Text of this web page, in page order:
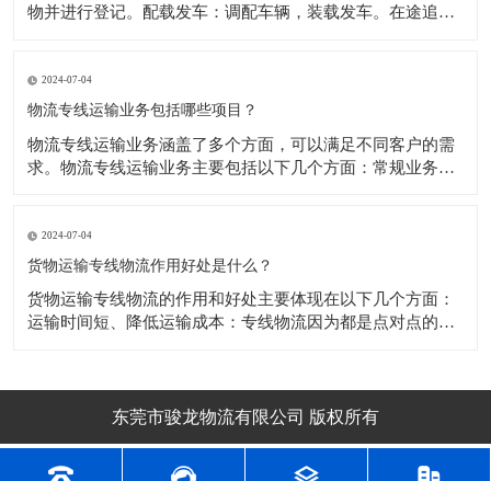
物并进行登记。配载发车：调配车辆，装载发车。​在途追
从目的网点配送到用户手里。对账结算：根据双方协议或者
合同内容专线物流与货主进行核算。
2024-07-04
物流专线运输业务包括哪些项目？
​物流专线运输业务涵盖了多个方面，可以满足不同客户的需
求。物流专线运输业务主要包括以下几个方面：常规业务：
运业务，物流专线运输公司还可能提供货物仓储和暂存服
务，这可以帮助客户更好地管理他们的货物。
2024-07-04
货物运输专线物流作用好处是什么？
​货物运输专线物流的作用和好处主要体现在以下几个方面：
运输时间短、降低运输成本：专线物流因为都是点对点的线
本。​运输成本低：专线物流通常运输成本较低，在单价上相
对更低一些。可承接物品种类多：液体（不
东莞市骏龙物流有限公司 版权所有